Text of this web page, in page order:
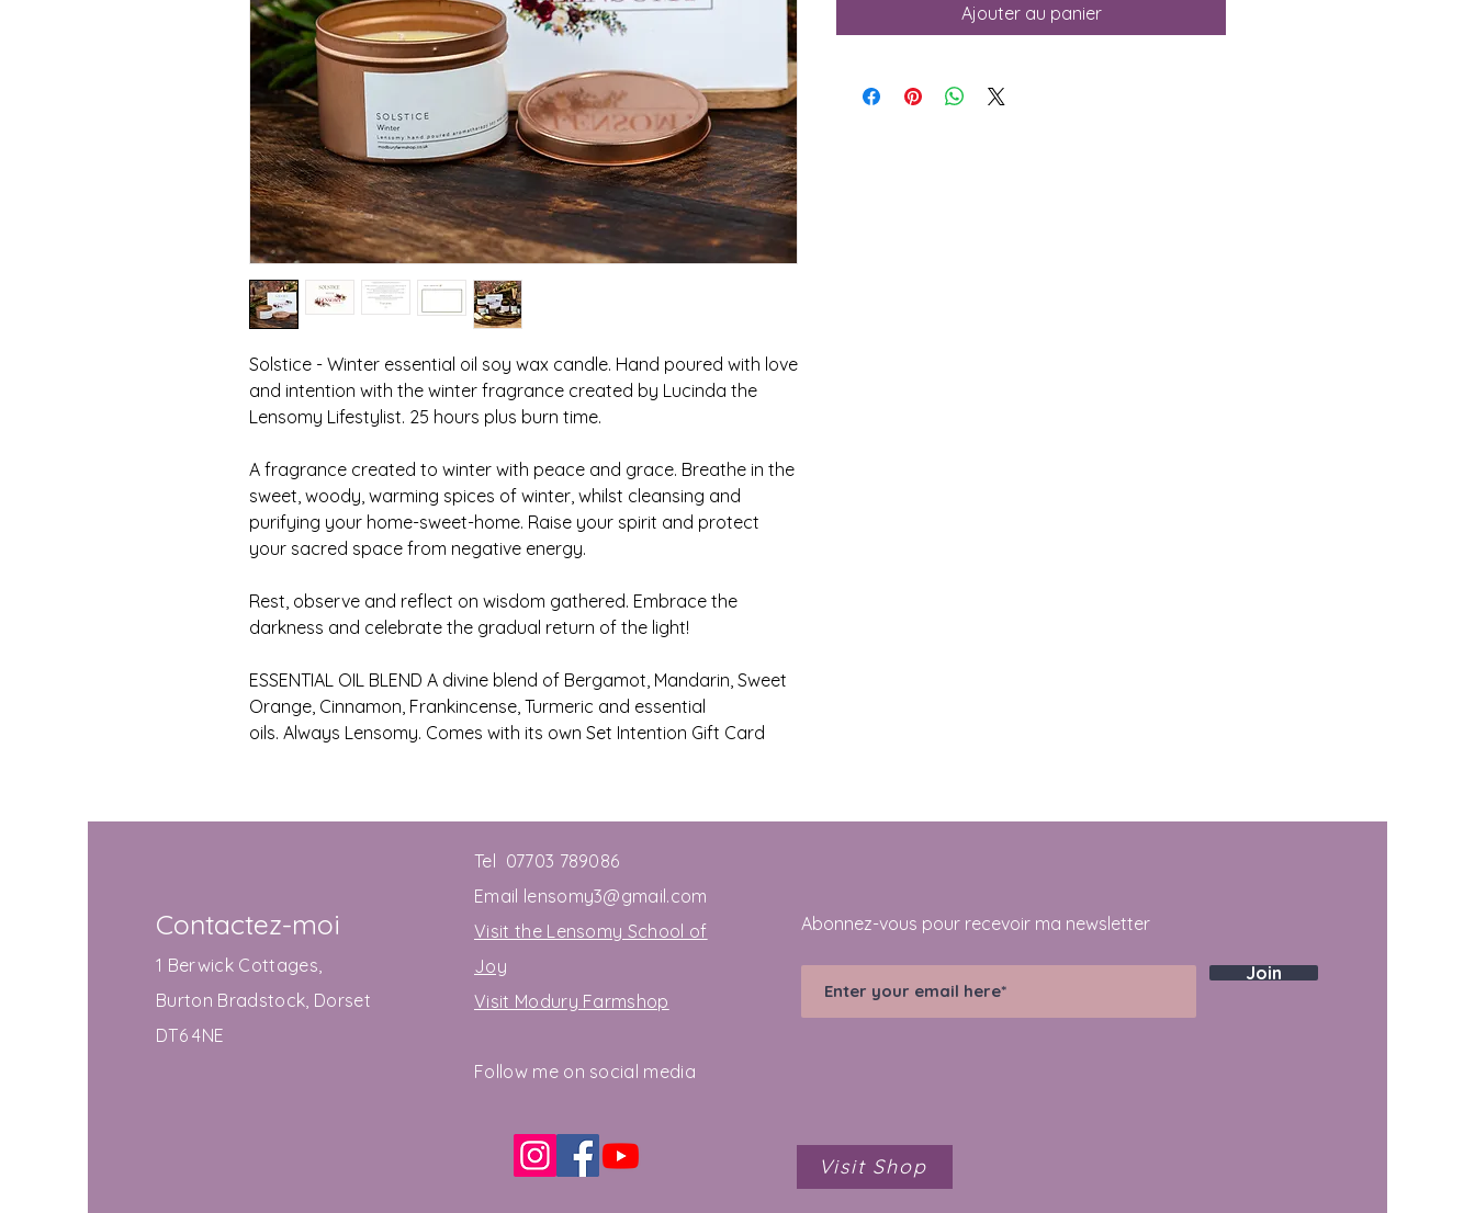
Solstice - Winter essential oil soy wax candle. Hand poured with love
and intention with the winter fragrance created by Lucinda the
Lensomy Lifestylist. 25 hours plus burn time.
A fragrance created to winter with peace and grace. Breathe in the
sweet, woody, warming spices of winter, whilst cleansing and
purifying your home-sweet-home. Raise your spirit and protect
your sacred space from negative energy.
Rest, observe and reflect on wisdom gathered. Embrace the
darkness and celebrate the gradual return of the light!
ESSENTIAL OIL BLEND A divine blend of Bergamot, Mandarin, Sweet
Orange, Cinnamon, Frankincense, Turmeric and essential
oils. Always Lensomy. Comes with its own Set Intention Gift Card
Ajouter au panier
Contactez-moi
1 Berwick Cottages,
Burton Bradstock, Dorset
DT6 4NE
Tel 07703 789086
Email lensomy3@gmail.com
Visit the Lensomy School of
Joy
Visit Modury Farmshop
Follow me on social media
Abonnez-vous pour recevoir ma newsletter
Join
Visit Shop